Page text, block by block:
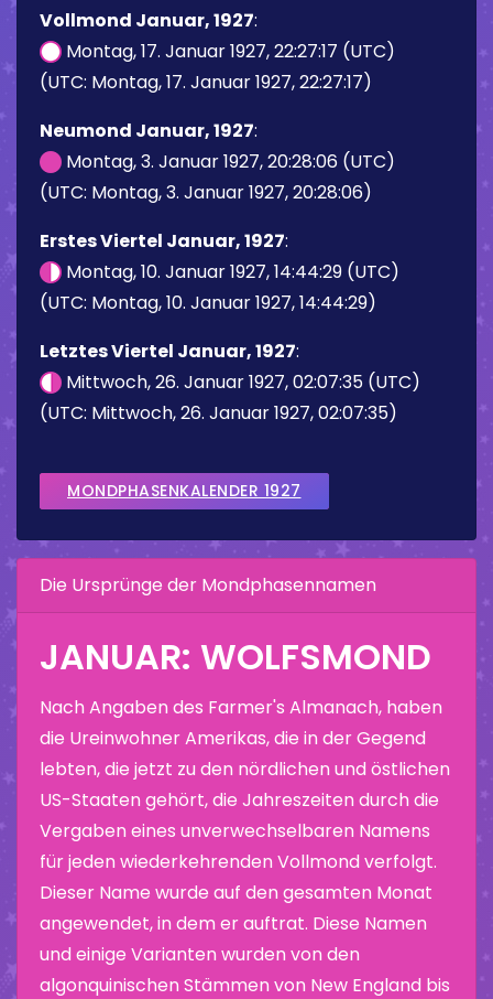
Vollmond Januar, 1927:
Montag, 17. Januar 1927, 22:27:17 (UTC)
(UTC: Montag, 17. Januar 1927, 22:27:17)
Neumond Januar, 1927:
Montag, 3. Januar 1927, 20:28:06 (UTC)
(UTC: Montag, 3. Januar 1927, 20:28:06)
Erstes Viertel Januar, 1927:
Montag, 10. Januar 1927, 14:44:29 (UTC)
(UTC: Montag, 10. Januar 1927, 14:44:29)
Letztes Viertel Januar, 1927:
Mittwoch, 26. Januar 1927, 02:07:35 (UTC)
(UTC: Mittwoch, 26. Januar 1927, 02:07:35)
MONDPHASENKALENDER 1927
Die Ursprünge der Mondphasennamen
JANUAR: WOLFSMOND
Nach Angaben des Farmer's Almanach, haben
die Ureinwohner Amerikas, die in der Gegend
lebten, die jetzt zu den nördlichen und östlichen
US-Staaten gehört, die Jahreszeiten durch die
Vergaben eines unverwechselbaren Namens
für jeden wiederkehrenden Vollmond verfolgt.
Dieser Name wurde auf den gesamten Monat
angewendet, in dem er auftrat. Diese Namen
und einige Varianten wurden von den
algonquinischen Stämmen von New England bis